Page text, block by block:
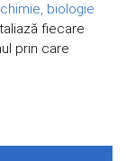
biologie
fiecare
prin care